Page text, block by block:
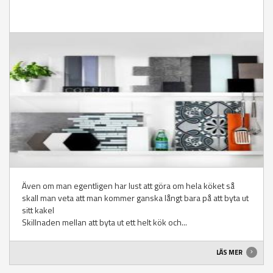
Även om man egentligen har lust att göra om hela köket så
skall man veta att man kommer ganska långt bara på att byta ut
sitt kakel
Skillnaden mellan att byta ut ett helt kök och...
LÄS MER